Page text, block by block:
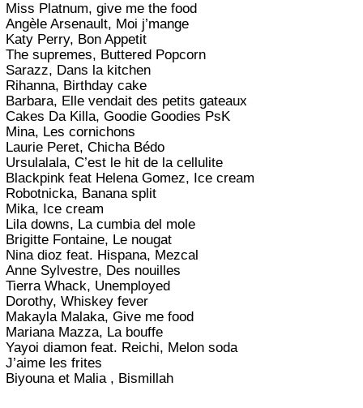
Miss Platnum, give me the food
Angèle Arsenault, Moi j’mange
Katy Perry, Bon Appetit
The supremes, Buttered Popcorn
Sarazz, Dans la kitchen
Rihanna, Birthday cake
Barbara, Elle vendait des petits gateaux
Cakes Da Killa, Goodie Goodies PsK
Mina, Les cornichons
Laurie Peret, Chicha Bédo
Ursulalala, C’est le hit de la cellulite
Blackpink feat Helena Gomez, Ice cream
Robotnicka, Banana split
Mika, Ice cream
Lila downs, La cumbia del mole
Brigitte Fontaine, Le nougat
Nina dioz feat. Hispana, Mezcal
Anne Sylvestre, Des nouilles
Tierra Whack, Unemployed
Dorothy, Whiskey fever
Makayla Malaka, Give me food
Mariana Mazza, La bouffe
Yayoi diamon feat. Reichi, Melon soda
J’aime les frites
Biyouna et Malia , Bismillah